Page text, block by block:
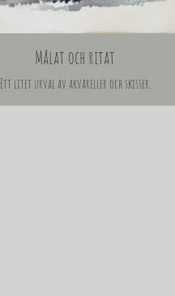
Målat och ritat
Ett litet urval av akvareller och skisser.